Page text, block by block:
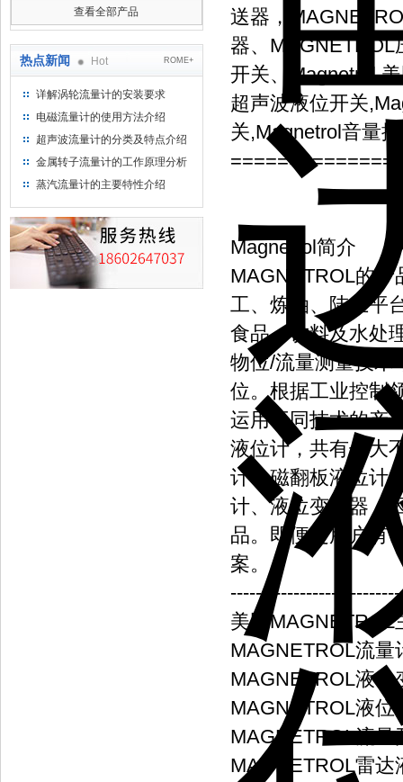
查看全部产品
热点新闻 Hot ROME+
详解涡轮流量计的安装要求
电磁流量计的使用方法介绍
超声波流量计的分类及特点介绍
金属转子流量计的工作原理分析
蒸汽流量计的主要特性介绍
送器，
器、
开关、Magnetrol,
超声波液位开关
关,Magnetrol音量
Magnetrol简介
MAGNETROL的
工、炼油、陆上平
食品、饮料及水处
物位/流量测量技术
位。根据工业控制
运用不同技术的产
液位计，共有七大
计、磁翻板液位计
计、液位变送器，
品。即便是用户有
案。
美国MAGNETROL
MAGNETROL流量
MAGNETROL液位
MAGNETROL液位
MAGNETROL流量
MAGNETROL雷达